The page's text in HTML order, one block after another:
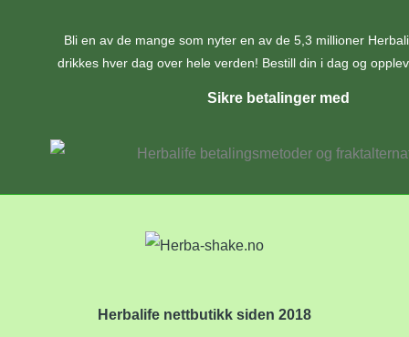
Bli en av de mange som nyter en av de 5,3 millioner
drikkes hver dag over hele verden! Bestill din i dag og
Sikre betalinger med
Herbalife nettbutikk siden 2018